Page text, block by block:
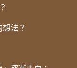
法？